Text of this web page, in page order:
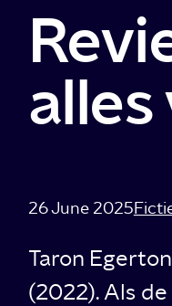
van
NPO
Cultuur
26 June 2025
Taron
(2022). Als